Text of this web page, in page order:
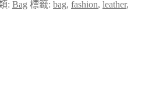
: Bag 標籤: bag, fashion, leather,